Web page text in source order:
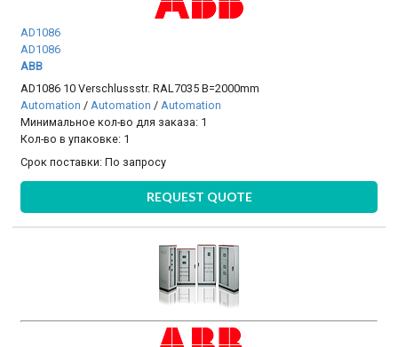
AD1086
AD1086
ABB
AD1086 10 Verschlussstr. RAL7035 B=2000mm
Automation /Automation /Automation
Минимальное кол-во для заказа: 1
Кол-во в упаковке: 1
Срок поставки:По запросу
REQUEST QUOTE